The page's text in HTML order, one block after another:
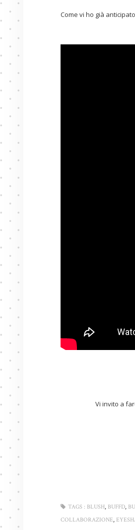
Come vi ho già
Vi invito a
TAGS : BLUSH, BUFFD,
COLLABORAZIONE,